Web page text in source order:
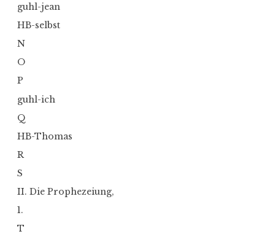
guhl-jean
HB-selbst
N
O
P
guhl-ich
Q
HB-Thomas
R
S
II. Die Prophezeiung,
1.
T